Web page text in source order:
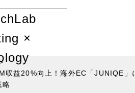
収益20%向上！海外EC「JUNIQE」
略